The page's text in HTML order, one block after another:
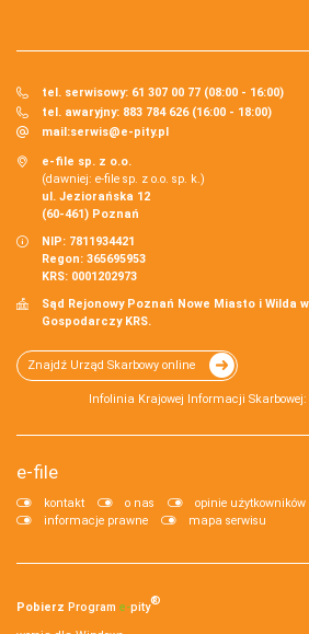
tel. serwisowy: 61 307 00 77 (08:00 - 16:00)
tel. awaryjny: 883 784 626 (16:00 - 18:00)
mail:serwis@e-pity.pl
e-file sp. z o.o.
(dawniej: e-file sp. z o.o. sp. k.)
ul. Jeziorańska 12
(60-461) Poznań
NIP: 7811934421
Regon: 365695953
KRS: 0001202973
Sąd Rejonowy Poznań Nowe Miasto i Wilda
Gospodarczy KRS.
Znajdź Urząd Skarbowy online
Infolinia Krajowej Informacji Skarbowej:
e-file
kontakt o nas opinie użytkowników
informacje prawne
mapa serwisu
Pobierz Program e‑pity®